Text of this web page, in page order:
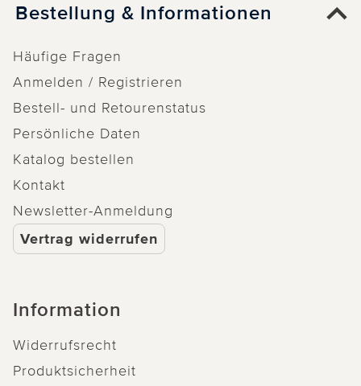
Bestellung & Informationen
Häufige Fragen
Anmelden / Registrieren
Bestell- und Retourenstatus
Persönliche Daten
Katalog bestellen
Kontakt
Newsletter-Anmeldung
Vertrag widerrufen
Information
Widerrufsrecht
Produktsicherheit